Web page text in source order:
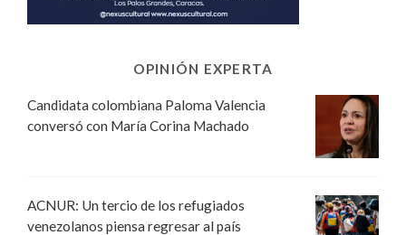
OPINIÓN EXPERTA
Candidata colombiana Paloma Valencia
conversó con María Corina Machado
ACNUR: Un tercio de los refugiados
venezolanos piensa regresar al país